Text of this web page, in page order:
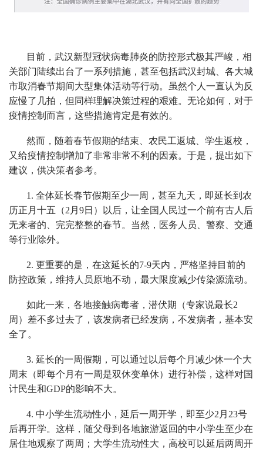
目前，武汉新型冠状病毒肺炎的防控形式极其严峻，相
关部门陆续出台了一系列措施，甚至包括武汉封城、各大城
市取消春节期间大型集体活动等行动。虽然个人一直认为反
应慢了几拍，但同样理解决策过程的艰难。无论如何，对于
疫情控制而言，这些措施肯定是有效的。
然而，随着春节假期的结束、农民工返城、学生返校，
又给疫情控制增加了非常非常不利的因素。于是，提出如下
建议，供决策者参考。
1. 全体延长春节假期至少一周，甚至九天，即延长到农
历正月十五（2月9日）以后，让全国人民过一个前有古人后
无来者的、完完整整的春节。当然，医务人员、警察、交通
等行业除外。
2. 更重要的是，在这延长的7-9天内，严格坚持目前的
防控政策，维持人员原地不动，最大限度减少传染源流动。
如此一来，各地接触病毒者，潜伏期（专家说最长2
周）差不多过去了，该发病者已经发病，不发病者，基本安
全了。
3. 延长的一周假期，可以通过以后每个月减少休一个大
周末（即每个月有一周是双休变单休）进行补偿，这样对国
计民生和GDP的影响不大。
4. 中小学生流动性小，延后一周开学，即至少2月23号
后再开学。这样，随父母到各地旅游返回的中小学生至少在
居住地观察了两周；大学生流动性大，高校可以延后两周开